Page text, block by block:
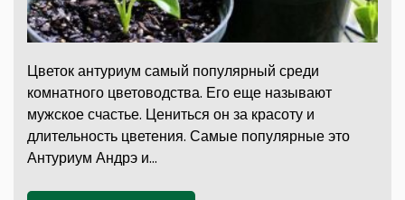
Цветок антуриум самый популярный среди
комнатного цветоводства. Его еще называют
мужское счастье. Цениться он за красоту и
длительность цветения. Самые популярные это
Антуриум Андрэ и…